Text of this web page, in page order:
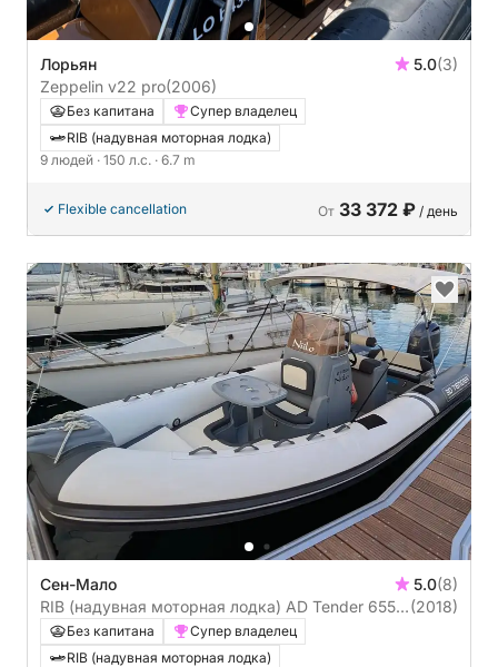
Лорьян 5.0(3)
Zeppelin v22 pro(2006)
Без капитана
Супер владелец
RIB (надувная моторная лодка)
9 людей · 150 л.с. · 6.7 m
Flexible cancellation От 33 372 ₽ / день
Сен-Мало 5.0(8)
RIB (надувная моторная лодка) AD Tender 655
lux 150л.с.
(2018)
Без капитана
Супер владелец
RIB (надувная моторная лодка)